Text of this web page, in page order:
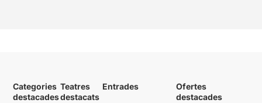
Categories
destacades
Teatres
destacats
Entrades
Ofertes
destacades